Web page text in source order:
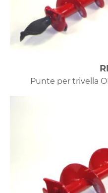
Punte per trivella